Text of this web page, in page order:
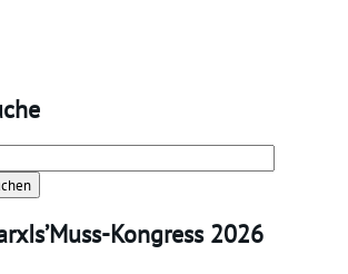
Kongress 2026